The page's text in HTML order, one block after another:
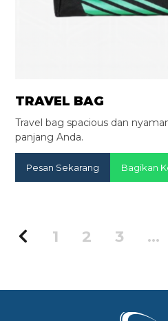
TRAVEL BAG
Travel bag spacious dan
panjang Anda.
Pesan Sekarang Bagikan
1 2 3 …